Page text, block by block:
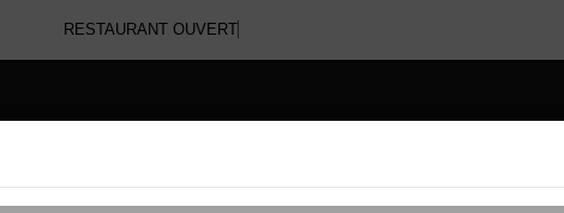
RESTAURANT OUVE